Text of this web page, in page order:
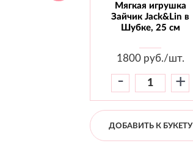
Мягкая игрушка
Зайчик Jack&Lin в
Шубке, 25 см
1800руб./шт.
- +
ДОБАВИТЬ К БУКЕТУ